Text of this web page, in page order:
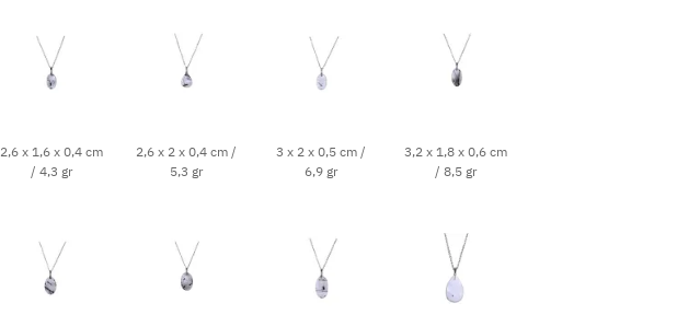
2,6 x 1,6 x 0,4 cm
/ 4,3 gr
2,6 x 2 x 0,4 cm /
5,3 gr
3 x 2 x 0,5 cm /
6,9 gr
3,2 x 1,8 x 0,6 cm
/ 8,5 gr